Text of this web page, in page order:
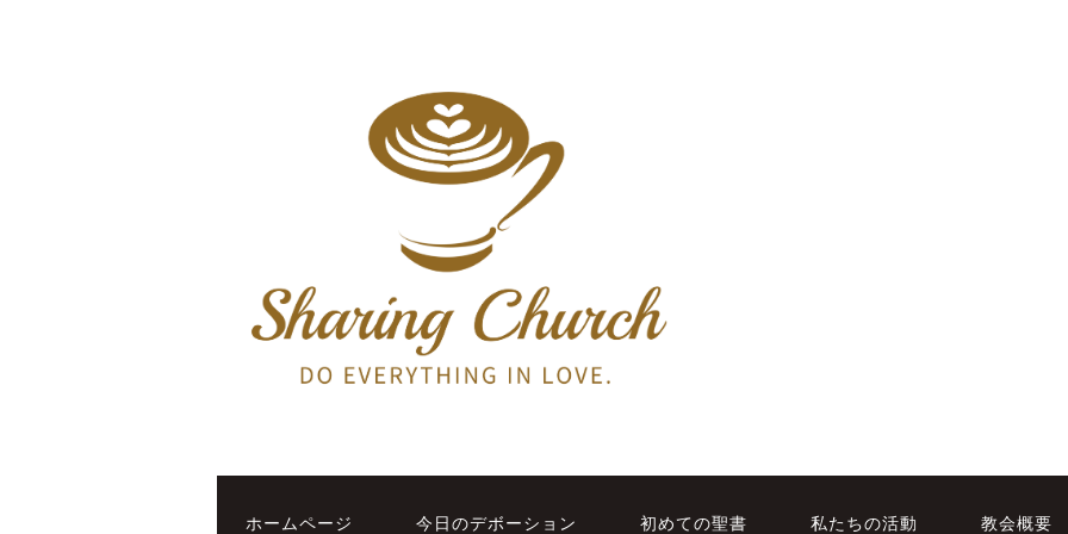
ホームページ 今日のデボーション 初めての聖書 私たちの活動 教会概要